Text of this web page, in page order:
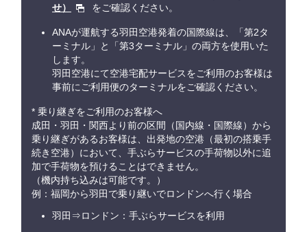
せ）
をご確認ください。
ANAが運航する羽田空港発着の国際線は、「第2タ
ーミナル」と「第3ターミナル」の両方を使用いた
します。
羽田空港にて空港宅配サービスをご利用のお客様は
事前にご利用便のターミナルをご確認ください。
* 乗り継ぎをご利用のお客様へ
成田・羽田・関西より前の区間（国内線・国際線）から
乗り継ぎがあるお客様は、出発地の空港（最初の搭乗手
続き空港）において、手ぶらサービスの手荷物以外に追
加で手荷物を預けることはできません。
（機内持ち込みは可能です。）
例：福岡から羽田で乗り継いでロンドンへ行く場合
羽田⇒ロンドン：手ぶらサービスを利用